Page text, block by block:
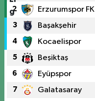
2 Erzurumspor FK
3 Başakşehir
4 Kocaelispor
5 Beşiktaş
6 Eyüpspor
7 Galatasaray